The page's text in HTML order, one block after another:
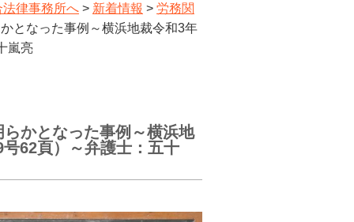
律事務所へ > 新着情報 > 労務関
となった事例～横浜地裁令和3年
嵐亮
かとなった事例～横浜地
62頁）～弁護士：五十